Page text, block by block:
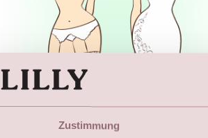
Zustimmung